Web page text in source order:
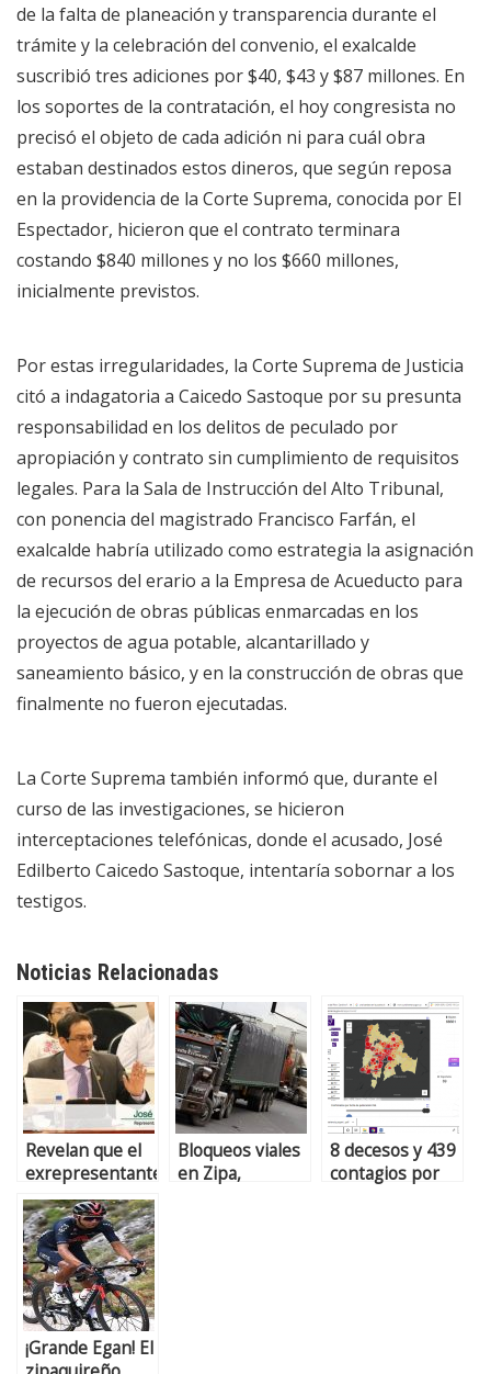
de la falta de planeación y transparencia durante el
trámite y la celebración del convenio, el exalcalde
suscribió tres adiciones por $40, $43 y $87 millones. En
los soportes de la contratación, el hoy congresista no
precisó el objeto de cada adición ni para cuál obra
estaban destinados estos dineros, que según reposa
en la providencia de la Corte Suprema, conocida por El
Espectador, hicieron que el contrato terminara
costando $840 millones y no los $660 millones,
inicialmente previstos.
Por estas irregularidades, la Corte Suprema de Justicia
citó a indagatoria a Caicedo Sastoque por su presunta
responsabilidad en los delitos de peculado por
apropiación y contrato sin cumplimiento de requisitos
legales. Para la Sala de Instrucción del Alto Tribunal,
con ponencia del magistrado Francisco Farfán, el
exalcalde habría utilizado como estrategia la asignación
de recursos del erario a la Empresa de Acueducto para
la ejecución de obras públicas enmarcadas en los
proyectos de agua potable, alcantarillado y
saneamiento básico, y en la construcción de obras que
finalmente no fueron ejecutadas.
La Corte Suprema también informó que, durante el
curso de las investigaciones, se hicieron
interceptaciones telefónicas, donde el acusado, José
Edilberto Caicedo Sastoque, intentaría sobornar a los
testigos.
Noticias Relacionadas
Revelan que el
exrepresentante
Caicedo podría
haber
manipulado
testigos
Bloqueos viales
en Zipa,
8 decesos y 439
contagios por
¡Grande Egan! El